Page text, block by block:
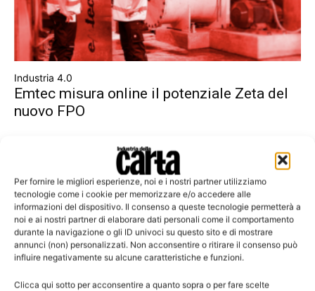
Per fornire le migliori esperienze, noi e i nostri partner utilizziamo
tecnologie come i cookie per memorizzare e/o accedere alle
informazioni del dispositivo. Il consenso a queste tecnologie permetterà a
noi e ai nostri partner di elaborare dati personali come il comportamento
durante la navigazione o gli ID univoci su questo sito e di mostrare
annunci (non) personalizzati. Non acconsentire o ritirare il consenso può
influire negativamente su alcune caratteristiche e funzioni.
Clicca qui sotto per acconsentire a quanto sopra o per fare scelte
Industria 4.0
Emtec misura online il potenziale Zeta del
nuovo FPO